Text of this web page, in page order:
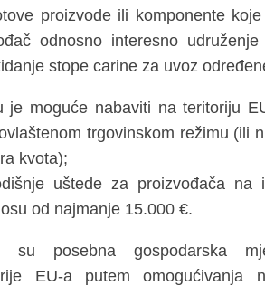
proizvode ili komponente
odnosno interesno
stope carine za uvoz
je moguće nabaviti na teritoriju
trgovinskom režimu (ili
kvota);
uštede za proizvođača na
od najmanje 15.000 €.
su posebna gospodarska
EU-a putem omogućivanja